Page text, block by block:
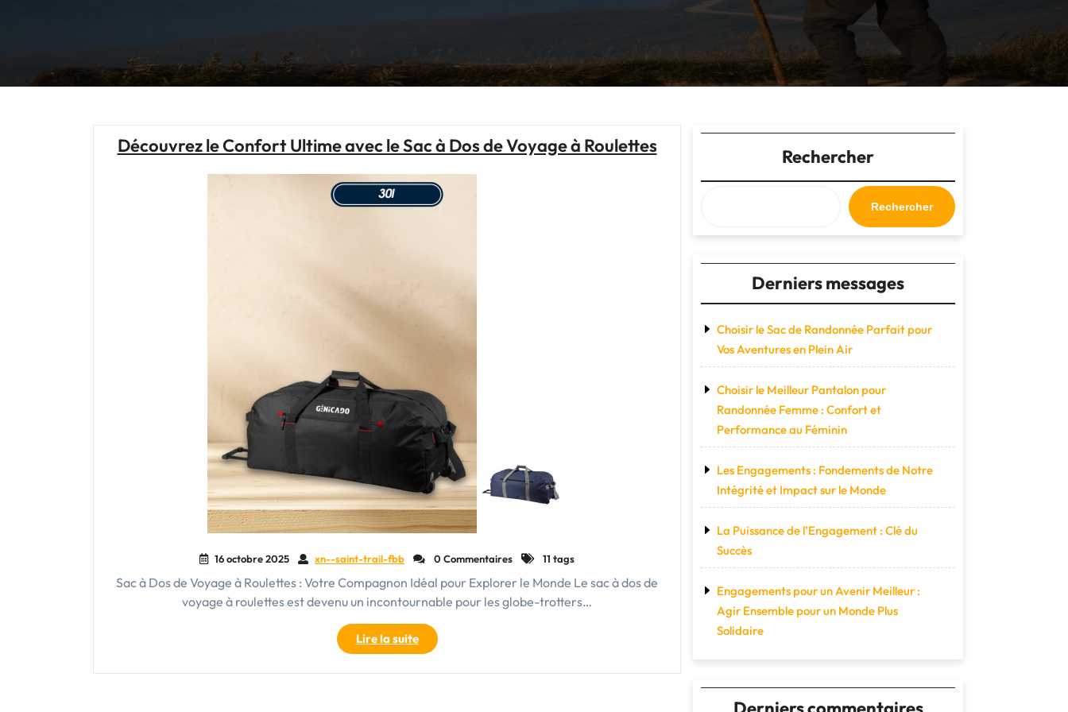
Découvrez le Confort Ultime avec le Sac à Dos de Voyage à Roulettes
16 octobre 2025 xn--saint-trail-fbb 0 Commentaires 11 tags
Sac à Dos de Voyage à Roulettes : Votre Compagnon Idéal pour Explorer le Monde Le sac à dos de
voyage à roulettes est devenu un incontournable pour les globe-trotters…
Lire la suite"Découvrez
le
Confort
Rechercher
Rechercher
Derniers messages
Choisir le Sac de Randonnée Parfait pour
Vos Aventures en Plein Air
Choisir le Meilleur Pantalon pour
Randonnée Femme : Confort et
Performance au Féminin
Les Engagements : Fondements de Notre
Intégrité et Impact sur le Monde
La Puissance de l’Engagement : Clé du
Succès
Engagements pour un Avenir Meilleur :
Agir Ensemble pour un Monde Plus
Solidaire